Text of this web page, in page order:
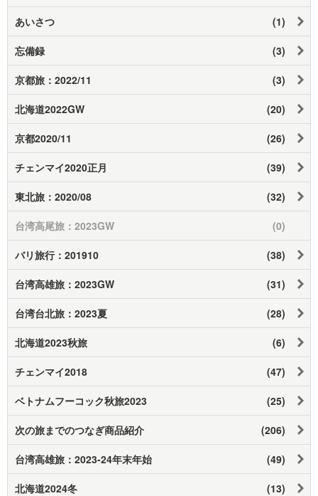
あいさつ (1)
忘備録 (3)
京都旅：2022/11 (3)
北海道2022GW (20)
京都2020/11 (26)
チェンマイ2020正月 (39)
東北旅：2020/08 (32)
台湾高尾旅：2023GW (0)
バリ旅行：201910 (38)
台湾高雄旅：2023GW (31)
台湾台北旅：2023夏 (28)
北海道2023秋旅 (6)
チェンマイ2018 (47)
ベトナムフーコック秋旅2023 (25)
次の旅までのつなぎ商品紹介 (206)
台湾高雄旅：2023-24年末年始 (49)
北海道2024冬 (13)